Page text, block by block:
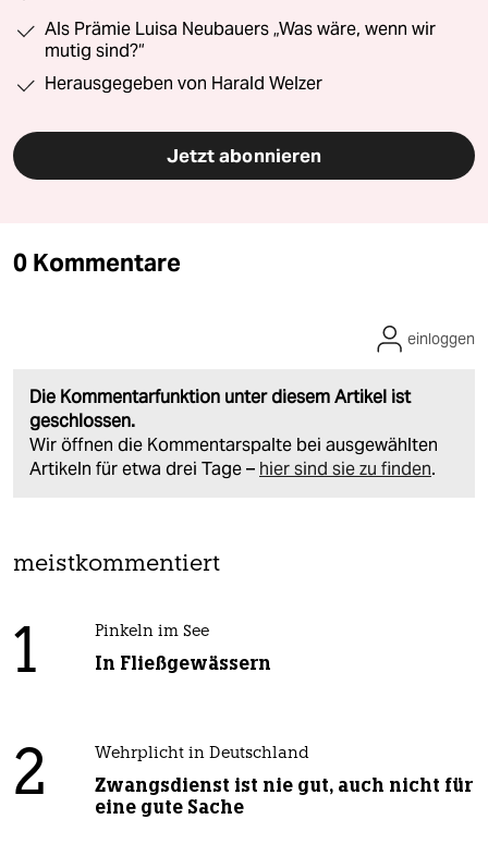
Als Prämie Luisa Neubauers „Was wäre, wenn wir
mutig sind?“
Herausgegeben von Harald Welzer
Jetzt abonnieren
0 Kommentare
Die Kommentarfunktion unter diesem Artikel ist
geschlossen.
Wir öffnen die Kommentarspalte bei ausgewählten
Artikeln für etwa drei Tage – hier sind sie zu finden.
einloggen
meistkommentiert
1 Pinkeln im See
In Fließgewässern
2 Wehrplicht in Deutschland
Zwangsdienst ist nie gut, auch nicht für
eine gute Sache